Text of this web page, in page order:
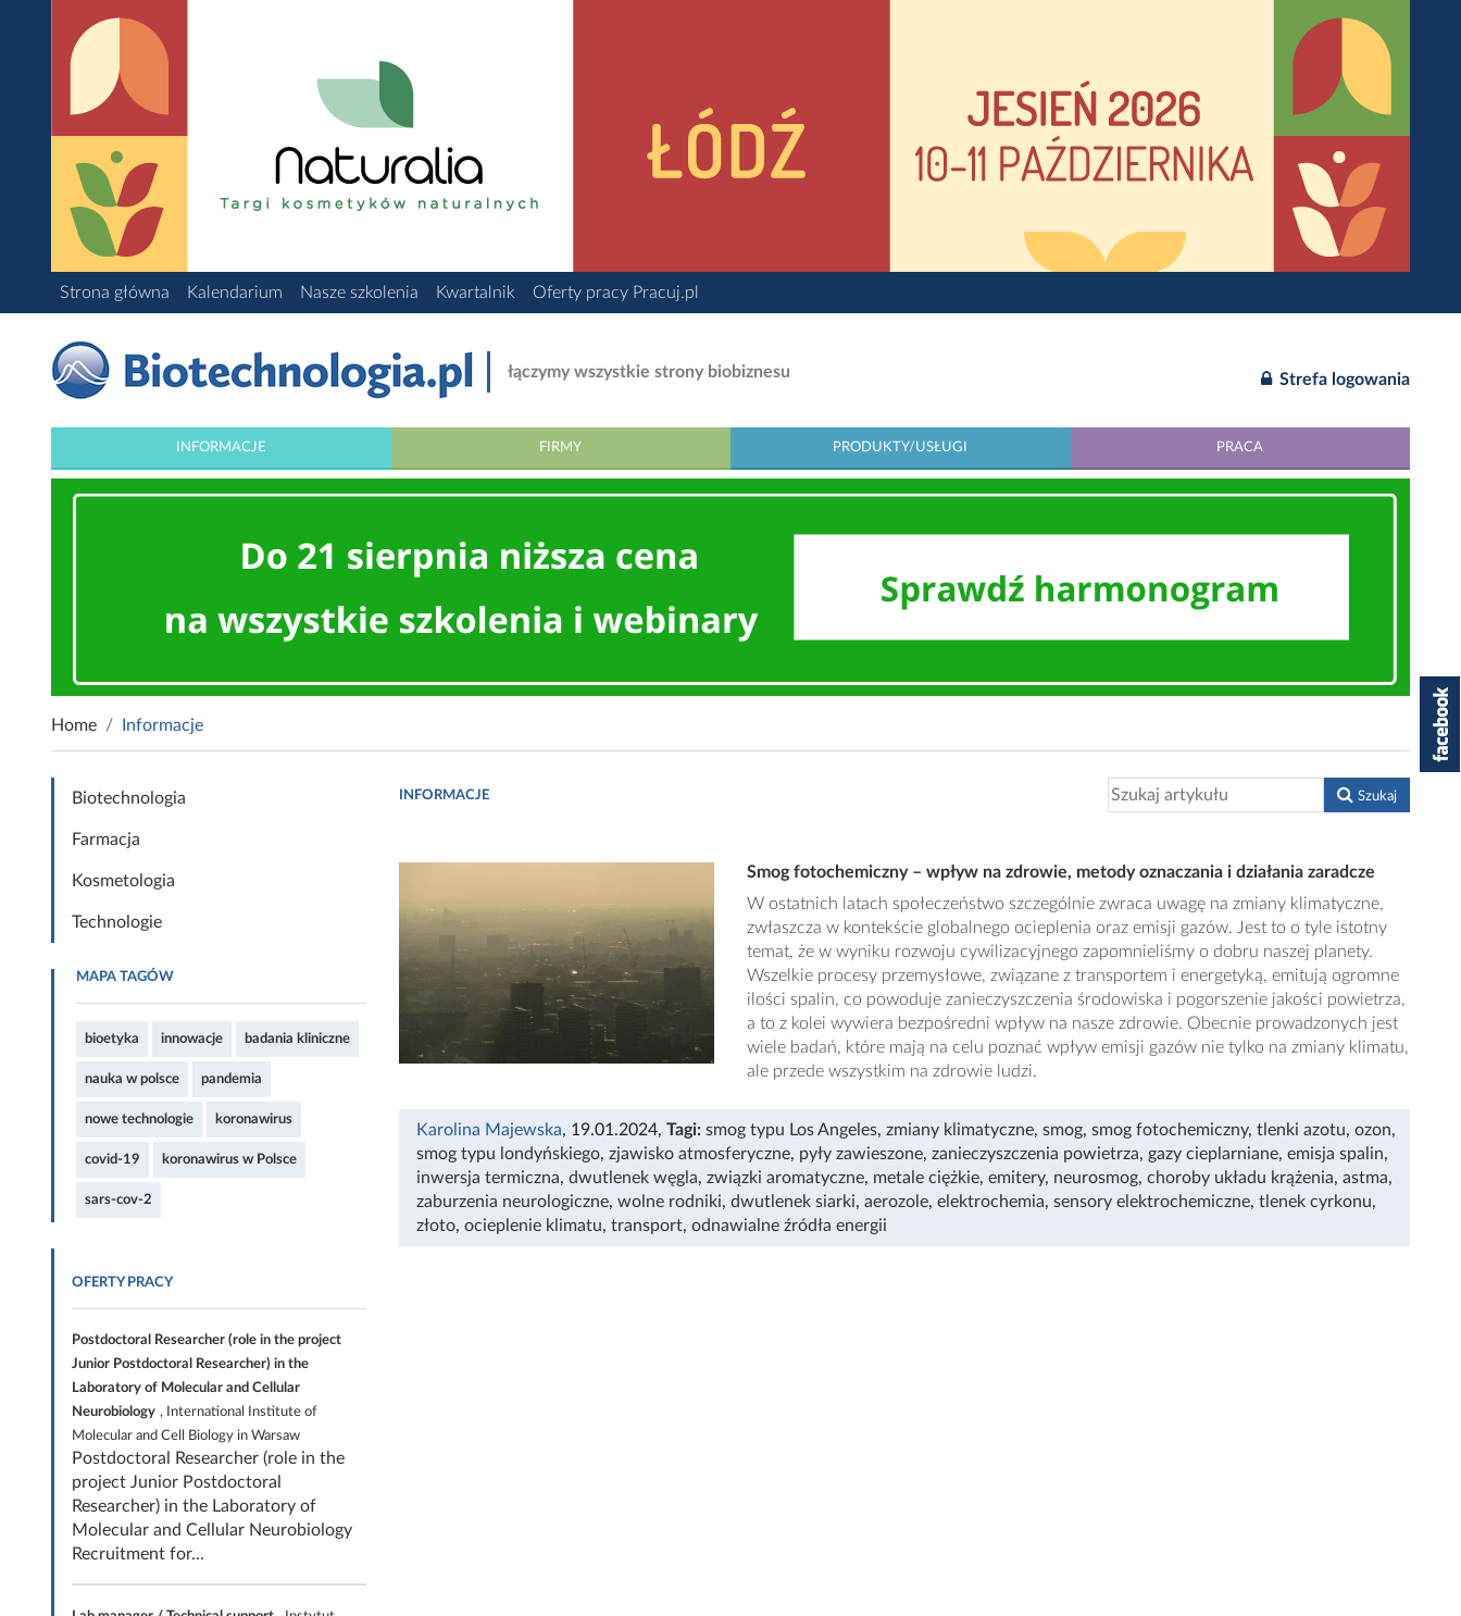
Strona główna Kalendarium Nasze szkolenia Kwartalnik Oferty pracy Pracuj.pl
łączymy wszystkie strony biobiznesu Strefa logowania
INFORMACJE FIRMY PRODUKTY/USŁUGI PRACA
Home Informacje
Biotechnologia
Farmacja
Kosmetologia
Technologie
MAPA TAGÓW
bioetyka innowacje badania kliniczne
nauka w polsce pandemia
nowe technologie koronawirus
covid-19 koronawirus w Polsce
sars-cov-2
OFERTY PRACY
Postdoctoral Researcher (role in the project
Junior Postdoctoral Researcher) in the
Laboratory of Molecular and Cellular
Neurobiology , International Institute of
Molecular and Cell Biology in Warsaw
Postdoctoral Researcher (role in the
project Junior Postdoctoral
Researcher) in the Laboratory of
Molecular and Cellular Neurobiology
Recruitment for...
INFORMACJE Szukaj
Smog fotochemiczny – wpływ na zdrowie, metody oznaczania i działania zaradcze
W ostatnich latach społeczeństwo szczególnie zwraca uwagę na zmiany klimatyczne,
zwłaszcza w kontekście globalnego ocieplenia oraz emisji gazów. Jest to o tyle istotny
temat, że w wyniku rozwoju cywilizacyjnego zapomnieliśmy o dobru naszej planety.
Wszelkie procesy przemysłowe, związane z transportem i energetyką, emitują ogromne
ilości spalin, co powoduje zanieczyszczenia środowiska i pogorszenie jakości powietrza,
a to z kolei wywiera bezpośredni wpływ na nasze zdrowie. Obecnie prowadzonych jest
wiele badań, które mają na celu poznać wpływ emisji gazów nie tylko na zmiany klimatu,
ale przede wszystkim na zdrowie ludzi.
Karolina Majewska, 19.01.2024, Tagi: smog typu Los Angeles, zmiany klimatyczne, smog, smog fotochemiczny, tlenki azotu, ozon,
smog typu londyńskiego, zjawisko atmosferyczne, pyły zawieszone, zanieczyszczenia powietrza, gazy cieplarniane, emisja spalin,
inwersja termiczna, dwutlenek węgla, związki aromatyczne, metale ciężkie, emitery, neurosmog, choroby układu krążenia, astma,
zaburzenia neurologiczne, wolne rodniki, dwutlenek siarki, aerozole, elektrochemia, sensory elektrochemiczne, tlenek cyrkonu,
złoto, ocieplenie klimatu, transport, odnawialne źródła energii